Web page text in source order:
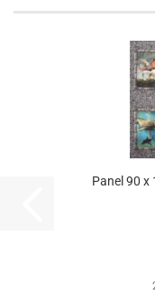
Panel 90 x